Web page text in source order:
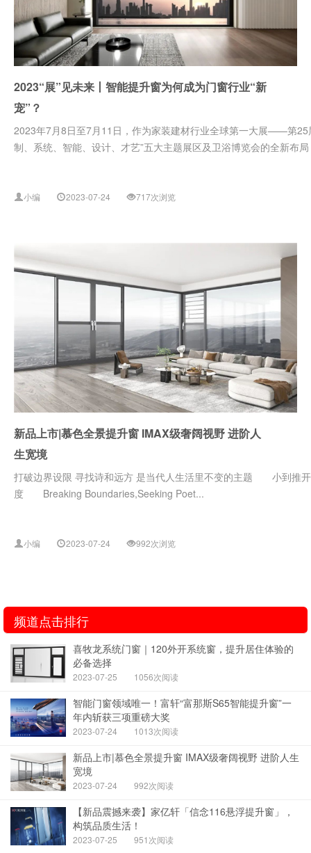
2023“展”见未来丨智能提升窗为何成为门窗行业“新
宠”？
2023年7月8日至7月11日，作为家装建材行业全球第一大展——第
制、系统、智能、设计、才艺”五大主题展区及卫浴博览会的全新布
小编 2023-07-24 717次浏览
新品上市|慕色全景提升窗 IMAX级奢阔视野 进阶人
生宽境
打破边界设限 寻找诗和远方 是当代人生活里不变的主题 小到推
度 Breaking Boundaries,Seeking Poet...
小编 2023-07-24 992次浏览
频道点击排行
喜牧龙系统门窗｜120外开系统窗，提升居住体验的
必备选择
2023-07-25 1056次阅读
智能门窗领域唯一！富轩“富那斯S65智能提升窗”一
年内斩获三项重磅大奖
2023-07-24 1013次阅读
新品上市|慕色全景提升窗 IMAX级奢阔视野 进阶人生
宽境
2023-07-24 992次阅读
【新品震撼来袭】家亿轩「信念116悬浮提升窗」，
构筑品质生活！
2023-07-25 951次阅读